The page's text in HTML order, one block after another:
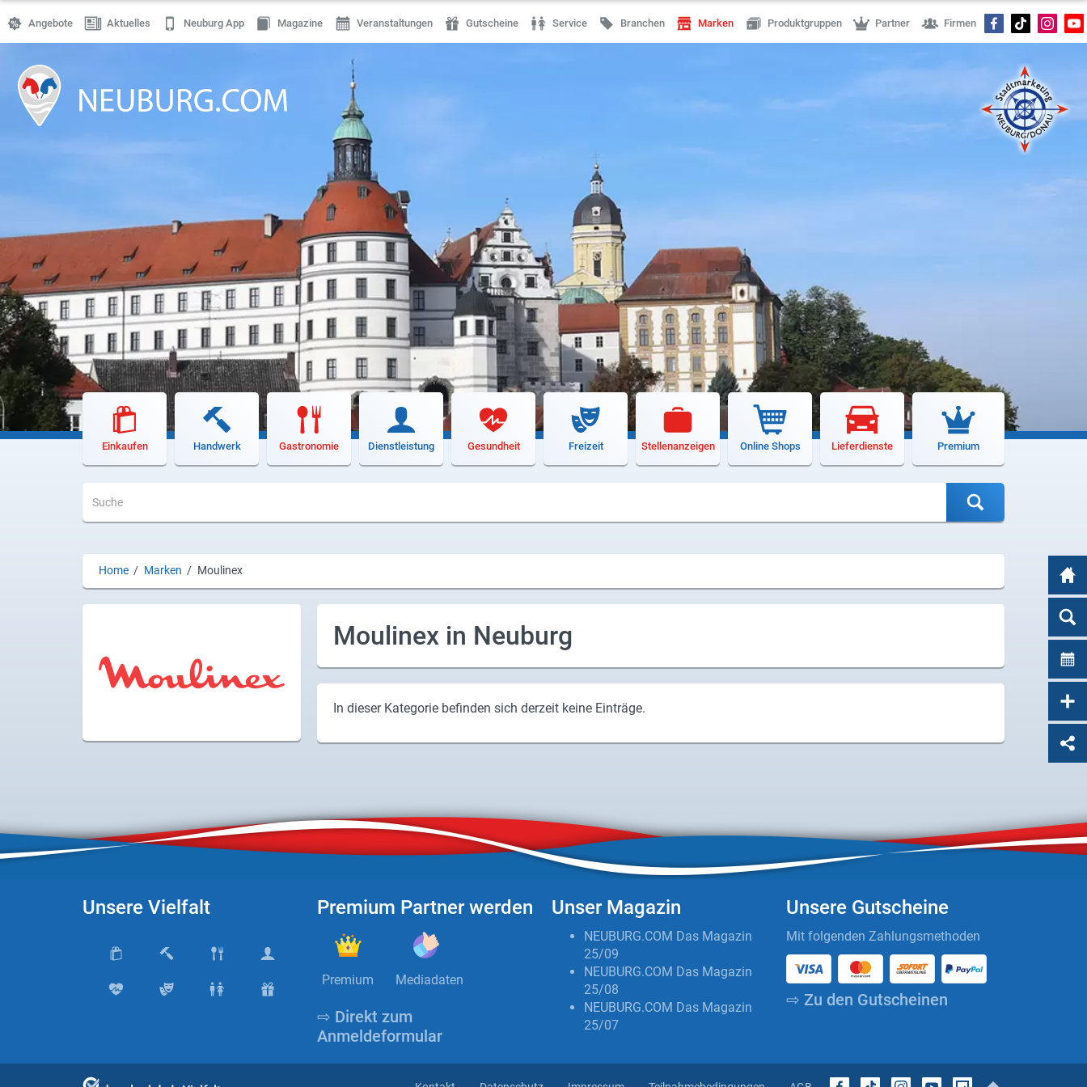
Angebote Aktuelles Neuburg App Magazine Veranstaltungen Gutscheine Service Branchen Marken Produktgruppen Partner Firmen
Einkaufen Handwerk Gastronomie Dienstleistung Gesundheit Freizeit Stellenanzeigen Online Shops Lieferdienste Premium
Home / Marken / Moulinex
Moulinex in Neuburg
In dieser Kategorie befinden sich derzeit keine Einträge.
Unsere Vielfalt Premium Partner werden
Premium Mediadaten
⇨ Direkt zum
Anmeldeformular
Unser Magazin
NEUBURG.COM Das Magazin
25/09
NEUBURG.COM Das Magazin
25/08
NEUBURG.COM Das Magazin
25/07
Unsere Gutscheine
Mit folgenden Zahlungsmethoden
⇨ Zu den Gutscheinen
Einkaufen
Handwerk
Gesundheit
Freizeit
Stellenanzeigen
Online Shops
Lieferdienste
Premium
Neuburg App
Aktuelles
Magazine
Veranstaltungen
Produktgruppen
Kontaktseite
Facebook